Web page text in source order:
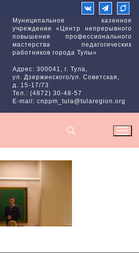
Муниципальное казенное
учреждение «Центр непрерывного
повышения профессионального
мастерства педагогических
работников города Тулы»
Адрес: 300041, г. Тула,
ул. Дзержинского/ул. Советская,
д. 15-17/73
Тел.: (4872) 30-48-57
E-mail: cnppm_tula@tularegion.org